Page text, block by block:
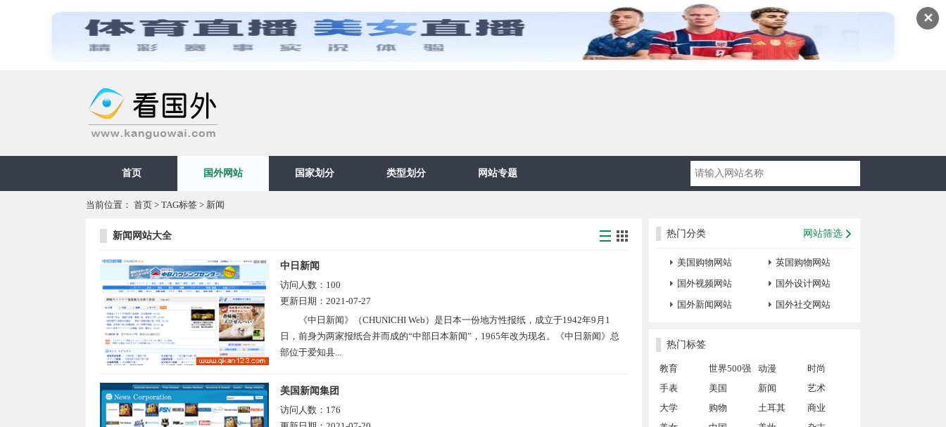
✕
首页 国外网站 国家划分 类型划分 网站专题
当前位置： 首页 > TAG标签 > 新闻
新闻网站大全
中日新闻
访问人数： 100
更新日期： 2021-07-27
《中日新闻》（CHUNICHI Web）是日本一份地方性报纸，成立于1942年9月1
日，前身为两家报纸合并而成的“中部日本新闻”，1965年改为现名。《中日新闻》总
部位于爱知县...
美国新闻集团
访问人数： 176
热门分类 网站筛选
美国购物网站
英国购物网站
国外视频网站
国外设计网站
国外新闻网站
国外社交网站
热门标签
教育 世界500强 动漫
时尚
手表
美国 新闻
艺术
大学
购物 土耳其
商业